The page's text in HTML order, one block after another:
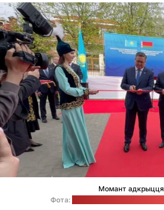
Момант адкрыцця
Фота: